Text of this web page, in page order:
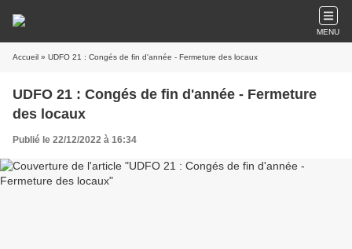
MENU
Accueil » UDFO 21 : Congés de fin d'année - Fermeture des locaux
UDFO 21 : Congés de fin d'année - Fermeture
des locaux
Publié le 22/12/2022 à 16:34